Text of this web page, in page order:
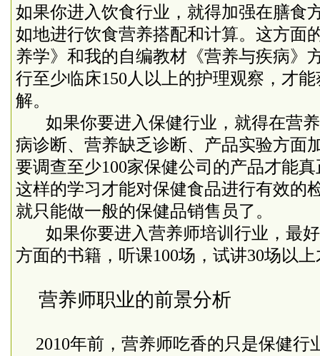
如果你进入饮食行业，就得加强在膳食
如地进行饮食营养搭配和计算。这方面
养学》和我的自编教材《营养与疾病》
行至少临床150 人以上的护理观察，才
解。
如果你要进入保健行业，就得在营
病诊断、营养缺乏诊断、产品实验方面
要调查至少100家保健公司的产品才能
这样的学习才能对保健食品进行有效的
就只能做一般的保健品销售员了。
如果你要进入营养师培训行业，最
方面的书籍，听课100场，试讲30场以上
营养师职业的前景分析
2010年前，营养师吃香的只是保健行